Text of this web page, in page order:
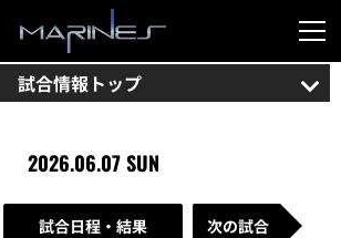
試合情報トップ
2026.06.07 SUN
試合日程・結果 次の試合